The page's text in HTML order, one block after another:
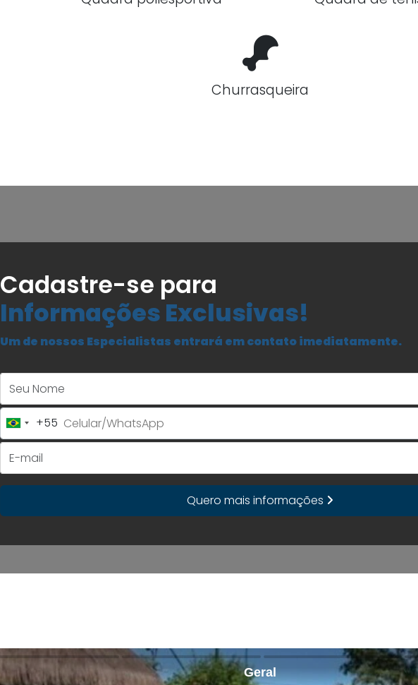
Churrasqueira
Cadastre-se para
Informações Exclusivas!
Um de nossos Especialistas entrará em contato imediatamente.
Brazil
+55
+55
Quero mais informações
Geral